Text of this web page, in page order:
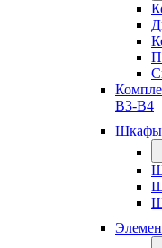
В3-В4
Шкафы